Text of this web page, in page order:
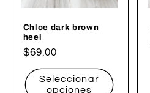
Chloe dark brown
heel
Precio
habitual
$69.00
Seleccionar
opciones